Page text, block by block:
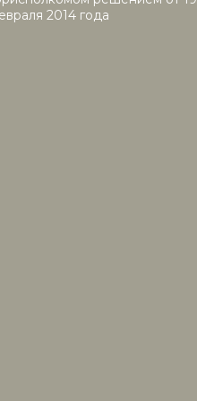
2014 года